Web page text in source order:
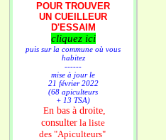
POUR TROUVER
UN CUEILLEUR
D'ESSAIM
cliquez ici
puis sur la commune où vous
habitez
------
mise à jour le
21 février 2022
(68 apiculteurs
+ 13 TSA)
En bas à droite,
consulter la liste
des "Apiculteurs"